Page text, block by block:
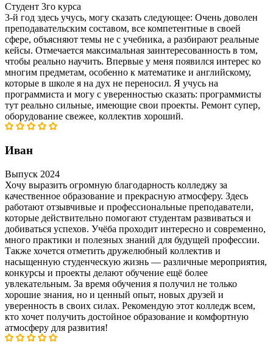
Студент 3го курса
3-й год здесь учусь, могу сказать следующее: Очень доволен
преподавательским составом, все компетентные в своей
сфере, объясняют темы не с учебника, а разбирают реальные
кейсы. Отмечается максимальная заинтересованность в том,
чтобы реально научить. Впервые у меня появился интерес ко
многим предметам, особенно к математике и английскому,
которые в школе я на дух не переносил. Я учусь на
программиста и могу с уверенностью сказать: программисты
тут реально сильные, имеющие свои проекты. Ремонт супер,
оборудование свежее, коллектив хороший.
Иван
Выпуск 2024
Хочу выразить огромную благодарность колледжу за
качественное образование и прекрасную атмосферу. Здесь
работают отзывчивые и профессиональные преподаватели,
которые действительно помогают студентам развиваться и
добиваться успехов. Учёба проходит интересно и современно,
много практики и полезных знаний для будущей профессии.
Также хочется отметить дружелюбный коллектив и
насыщенную студенческую жизнь — различные мероприятия,
конкурсы и проекты делают обучение ещё более
увлекательным. За время обучения я получил не только
хорошие знания, но и ценный опыт, новых друзей и
уверенность в своих силах. Рекомендую этот колледж всем,
кто хочет получить достойное образование и комфортную
атмосферу для развития!